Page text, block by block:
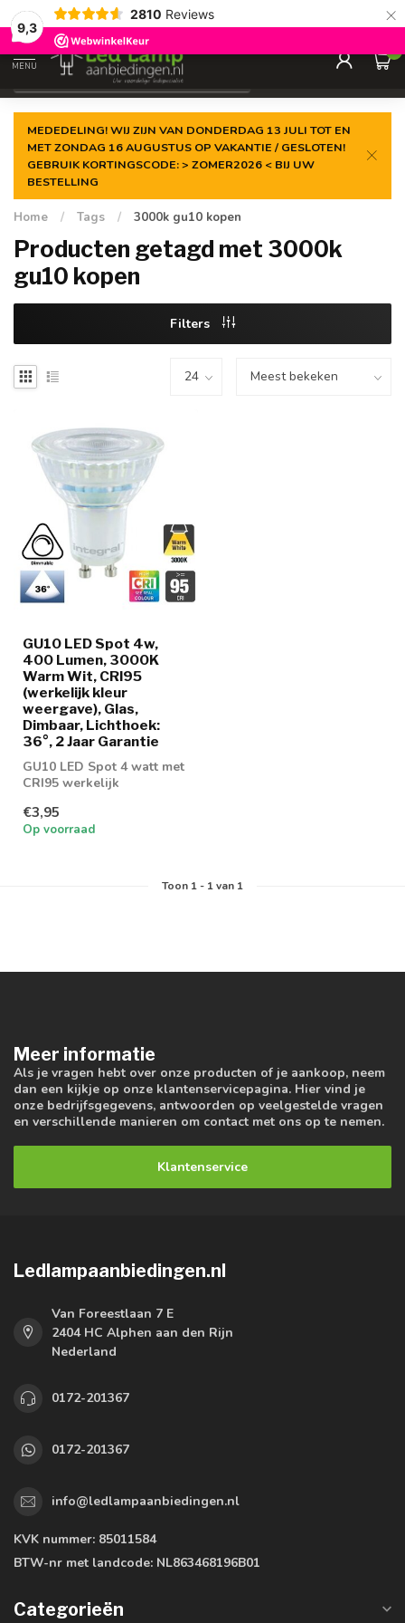
9,3
2810 Reviews ×
Gegarandeerde delaagste prijs
MENU
0
MEDEDELING! WIJ ZIJN VAN DONDERDAG 13 JULI TOT EN
MET ZONDAG 16 AUGUSTUS OP VAKANTIE / GESLOTEN!
GEBRUIK KORTINGSCODE: > ZOMER2026 < BIJ UW
BESTELLING
Home / Tags / 3000k gu10 kopen
Producten getagd met 3000k
gu10 kopen
Filters
GU10 LED Spot 4w,
400 Lumen, 3000K
Warm Wit, CRI95
(werkelijk kleur
weergave), Glas,
Dimbaar, Lichthoek:
36°, 2 Jaar Garantie
GU10 LED Spot 4 watt met
CRI95 werkelijk
€3,95
Op voorraad
Toon 1- 1van 1
Meer informatie
Als je vragen hebt over onze producten of je aankoop, neem
dan een kijkje op onze klantenservicepagina. Hier vind je
onze bedrijfsgegevens, antwoorden op veelgestelde vragen
en verschillende manieren om contact met ons op te nemen.
Klantenservice
Ledlampaanbiedingen.nl
Van Foreestlaan 7 E
2404 HC Alphen aan den Rijn
Nederland
0172-201367
0172-201367
info@ledlampaanbiedingen.nl
KVK nummer: 85011584
BTW-nr met landcode: NL863468196B01
Categorieën